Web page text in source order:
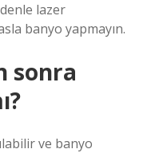
lazer
banyo yapmayın.
sonra
ve banyo